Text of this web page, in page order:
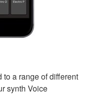
to a range of different
synth Voice